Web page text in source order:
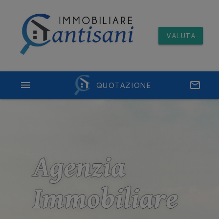
VALUTA
QUOTAZIONE email
menu
Agenzia
Immobiliare